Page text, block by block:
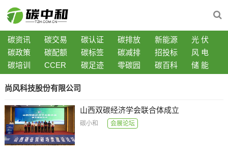
碳资讯 碳交易 碳认证 碳排放 新能源
光 伏
碳政策
碳配额 碳标签 碳减排 招投标
风 电
碳培训
CCER 碳足迹 零碳园 碳百科 储 能
尚风科技股份有限公司
山西双碳经济学会联合体成立
碳小和 会展论坛